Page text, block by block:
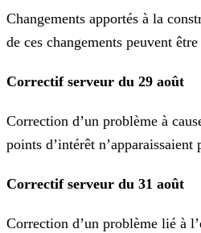
Changements apportés à la
de ces changements peuvent
Correctif serveur du 29 août
Correction d’un problème à
points d’intérêt n’apparaissaient
Correctif serveur du 31 août
Correction d’un problème lié à